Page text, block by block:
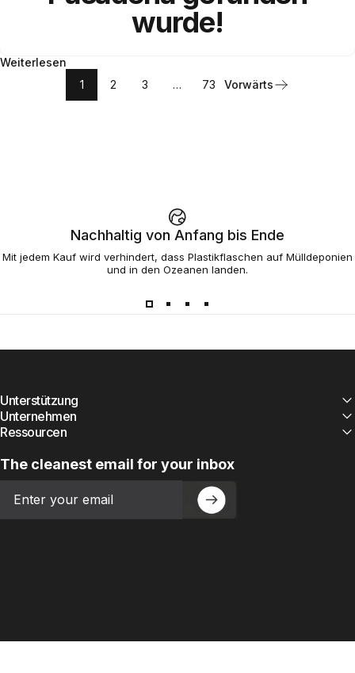
wurde!
Weiterlesen
1
2 3 … 73 Vorwärts
Nachhaltig von Anfang bis Ende
Mit jedem Kauf wird verhindert, dass Plastikflaschen auf Mülldeponien
und in den Ozeanen landen.
Unterstützung
Unternehmen
Ressourcen
The cleanest email for your inbox